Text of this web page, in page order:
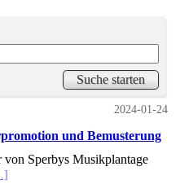
2024-01-24
und Bemusterung
von Sperbys Musikplantage